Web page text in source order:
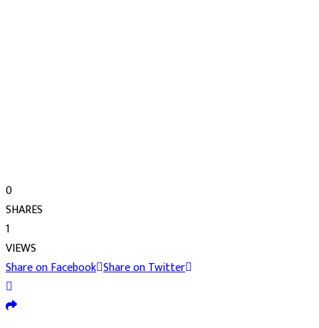
0
SHARES
1
VIEWS
Share on Facebook Share on Twitter